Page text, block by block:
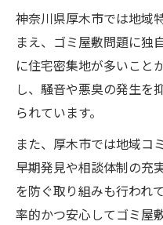
ゴミ屋敷の悩
ゴミ屋敷の悩み解
ゴミ屋敷解決
専門家が実践
ゴミ屋敷片付
プロの知識が
効率的にゴミ屋敷
神奈川県厚木市では地域
まえ、ゴミ屋敷問題に独
に住宅密集地が多いこと
し、騒音や悪臭の発生を
られています。
また、厚木市では地域コ
早期発見や相談体制の充
を防ぐ取り組みも行われ
率的かつ安心してゴミ屋